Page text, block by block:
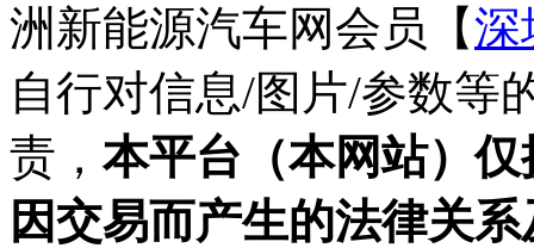
洲新能源汽车网会员【深
自行对信息/图片/参数等
责，本平台（本网站）
因交易而产生的法律关